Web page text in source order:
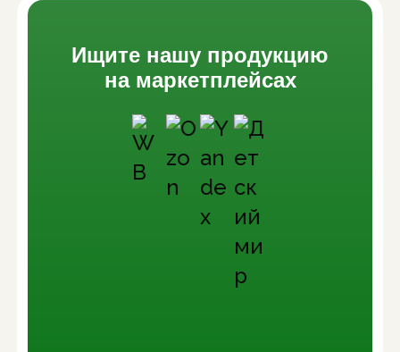
Ищите нашу продукцию
на маркетплейсах